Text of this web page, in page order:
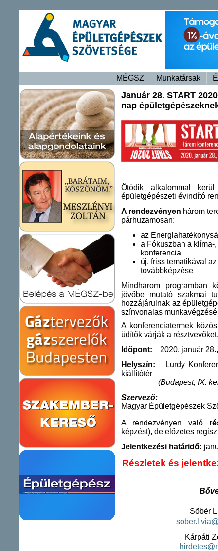
MÉGSZ Munkatársak
Január 28. START
nap
Ötödik alkalommal
épületgépészeti évindító
A rendezvényen három
párhuzamosan:
az
a Fókuszban a klíma-
konferencia
új, friss tematikával
továbbképzése
Mindhárom programban
jövőbe mutató szakmai
hozzájárulnak az
színvonalas
A konferenciatermek
üdítők várják a résztvevőket.
Időpont: 2020. január
Helyszín: Lurdy
kiállítótér
(Budapest, IX.
Szervező:
Magyar Épületgépészek
A rendezvényen való
képzést), de előzetes
Jelentkezési határidő:
Részletek és
Sőbér
Kárpáti